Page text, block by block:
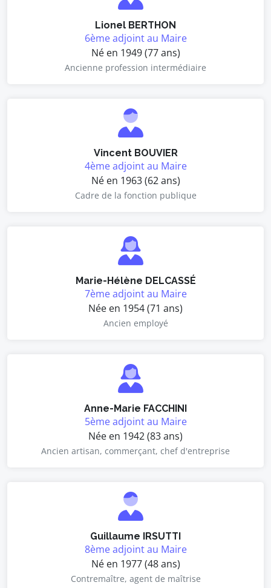
Lionel BERTHON
6ème adjoint au Maire
Né en 1949 (77 ans)
Ancienne profession intermédiaire
Vincent BOUVIER
4ème adjoint au Maire
Né en 1963 (62 ans)
Cadre de la fonction publique
Marie-Hélène DELCASSÉ
7ème adjoint au Maire
Née en 1954 (71 ans)
Ancien employé
Anne-Marie FACCHINI
5ème adjoint au Maire
Née en 1942 (83 ans)
Ancien artisan, commerçant, chef d'entreprise
Guillaume IRSUTTI
8ème adjoint au Maire
Né en 1977 (48 ans)
Contremaître, agent de maîtrise